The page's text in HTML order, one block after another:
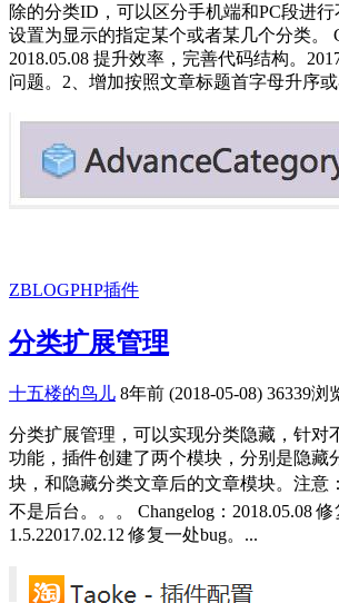
除的分类ID，可以区分手机端和PC段进
设置为显示的指定某个或者某几个分类。
2018.05.08 提升效率，完善代码结构。
问题。2、增加按照文章标题首字母升序
ZBLOGPHP插件
分类扩展管理
十五楼的鸟儿 8年前 (2018-05-08) 36339浏
分类扩展管理，可以实现分类隐藏，针对
功能，插件创建了两个模块，分别是隐藏
块，和隐藏分类文章后的文章模块。注意
不是后台。。。 Changelog：2018.05.08
1.5.22017.02.12 修复一处bug。...